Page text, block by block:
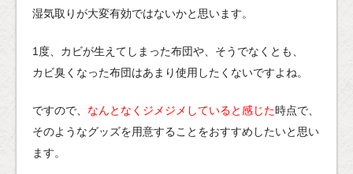
湿気取りが大変有効ではないかと思います。
1度、カビが生えてしまった布団や、そうでなくとも、
カビ臭くなった布団はあまり使用したくないですよね。
ですので、 なんとなくジメジメしていると感じた時点で、
そのようなグッズを用意することをおすすめしたいと思い
ます。